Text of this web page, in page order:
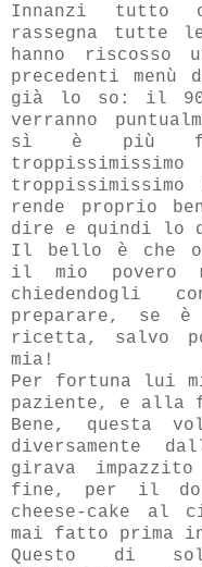
Innanzi tutto
rassegna tutte
hanno riscosso
precedenti menù
già lo so: il
verranno
sì è più
rende proprio
dire e quindi lo
Il bello è che
il mio povero
chiedendogli
preparare, se
ricetta, salvo
mia!
Per fortuna lui
paziente, e alla
Bene, questa
diversamente
girava
fine, per il
cheese-cake al
mai fatto prima
Questo di